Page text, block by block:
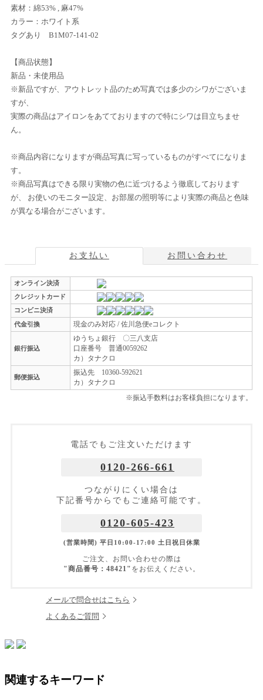
素材：綿53% , 麻47%
カラー：ホワイト系
タグあり B1M07-141-02
【商品状態】
新品・未使用品
※新品ですが、アウトレット品のため写真では多少のシワがございま
すが、
実際の商品はアイロンをあてておりますので特にシワは目立ちませ
ん。
※商品内容になりますが商品写真に写っているものがすべてになりま
す。
※商品写真はできる限り実物の色に近づけるよう徹底しております
が、 お使いのモニター設定、お部屋の照明等により実際の商品と色味
が異なる場合がございます。
お支払い お問い合わせ
オンライン決済
クレジットカード
コンビニ決済
代金引換
現金のみ対応 / 佐川急便eコレクト
銀行振込
ゆうちょ銀行 〇三八支店
口座番号 普通0059262
カ）タナクロ
郵便振込
振込先 10360-592621
カ）タナクロ
※振込手数料はお客様負担になります。
電話でもご注文いただけます
0120-266-661
つながりにくい場合は
下記番号からでもご連絡可能です。
0120-605-423
(営業時間) 平日10:00-17:00 土日祝日休業
ご注文、お問い合わせの際は
"商品番号：48421" をお伝えください。
メールで問合せはこちら
よくあるご質問
関連するキーワード